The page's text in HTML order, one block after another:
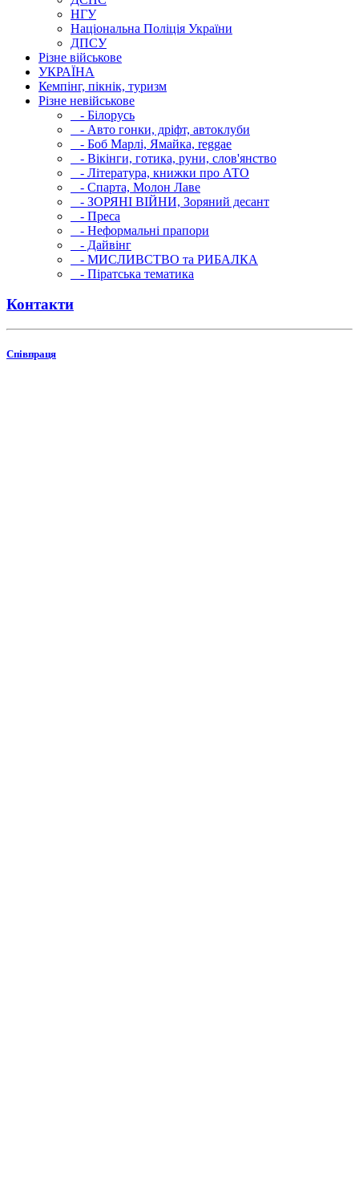
НГУ
Національна Поліція України
ДПСУ
Різне військове
УКРАЇНА
Кемпінг, пікнік, туризм
Різне невійськове
- Білорусь
- Авто гонки, дріфт, автоклуби
- Боб Марлі, Ямайка, reggae
- Вікінги, готика, руни, слов'янство
- Література, книжки про АТО
- Спарта, Молон Лаве
- ЗОРЯНІ ВІЙНИ, Зоряний десант
- Преса
- Неформальні прапори
- Дайвінг
- МИСЛИВСТВО та РИБАЛКА
- Піратська тематика
Контакти
Співпраця